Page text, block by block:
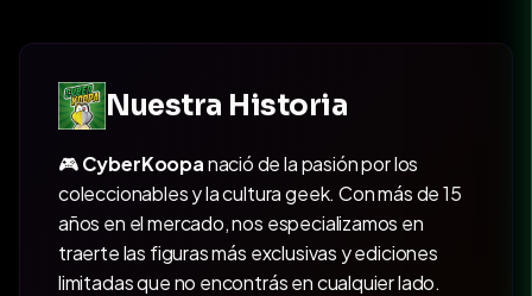
Nuestra Historia
🎮CyberKoopanació de la pasión por los
coleccionables y la cultura geek. Con más de 15
años en el mercado, nos especializamos en
traerte las figuras más exclusivas y ediciones
limitadas que no encontrás en cualquier lado.